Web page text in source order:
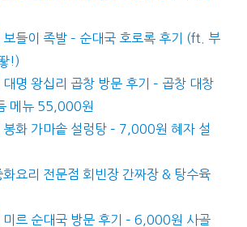
보들이 족발 – 순대국 호로록 후기 (ft. 부
!)
대명 왕십리 곱창 방문 후기 – 곱창 대창
메뉴 55,000원
봉화 가마솥 설렁탕 – 7,000원 혜자 설
화요리 전문점 회빈장 간짜장 & 탕수육
미르 순대국 방문 후기 – 6,000원 사골